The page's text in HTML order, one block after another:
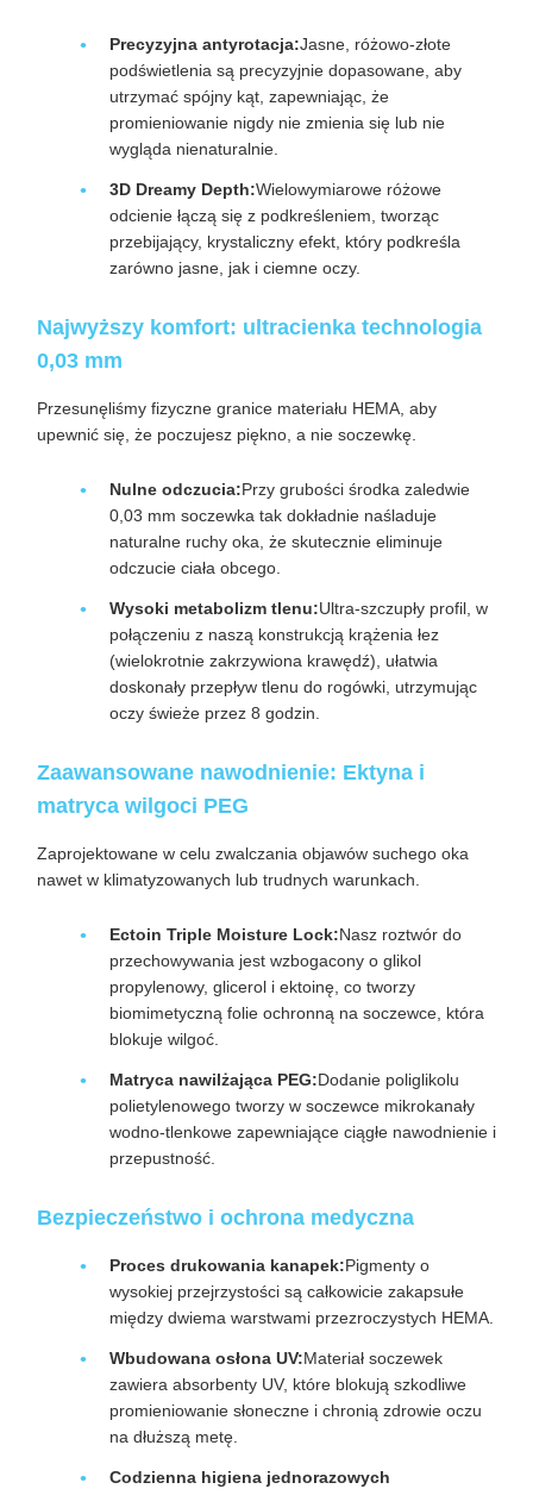
Precyzyjna antyrotacja:Jasne, różowo-złote
podświetlenia są precyzyjnie dopasowane, aby
utrzymać spójny kąt, zapewniając, że
promieniowanie nigdy nie zmienia się lub nie
wygląda nienaturalnie.
3D Dreamy Depth:Wielowymiarowe różowe
odcienie łączą się z podkreśleniem, tworząc
przebijający, krystaliczny efekt, który podkreśla
zarówno jasne, jak i ciemne oczy.
Najwyższy komfort: ultracienka technologia
0,03 mm
Przesunęliśmy fizyczne granice materiału HEMA, aby
upewnić się, że poczujesz piękno, a nie soczewkę.
Nulne odczucia:Przy grubości środka zaledwie
0,03 mm soczewka tak dokładnie naśladuje
naturalne ruchy oka, że skutecznie eliminuje
odczucie ciała obcego.
Wysoki metabolizm tlenu:Ultra-szczupły profil, w
połączeniu z naszą konstrukcją krążenia łez
(wielokrotnie zakrzywiona krawędź), ułatwia
doskonały przepływ tlenu do rogówki, utrzymując
oczy świeże przez 8 godzin.
Zaawansowane nawodnienie: Ektyna i
matryca wilgoci PEG
Zaprojektowane w celu zwalczania objawów suchego oka
nawet w klimatyzowanych lub trudnych warunkach.
Ectoin Triple Moisture Lock:Nasz roztwór do
przechowywania jest wzbogacony o glikol
propylenowy, glicerol i ektoinę, co tworzy
biomimetyczną folie ochronną na soczewce, która
blokuje wilgoć.
Matryca nawilżająca PEG:Dodanie poliglikolu
polietylenowego tworzy w soczewce mikrokanały
wodno-tlenkowe zapewniające ciągłe nawodnienie i
przepustność.
Bezpieczeństwo i ochrona medyczna
Proces drukowania kanapek:Pigmenty o
wysokiej przejrzystości są całkowicie zakapsułe
między dwiema warstwami przezroczystych HEMA.
Wbudowana osłona UV:Materiał soczewek
zawiera absorbenty UV, które blokują szkodliwe
promieniowanie słoneczne i chronią zdrowie oczu
na dłuższą metę.
Codzienna higiena jednorazowych